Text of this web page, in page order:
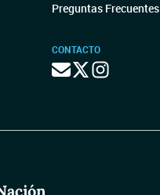
Preguntas Frecuentes
CONTACTO